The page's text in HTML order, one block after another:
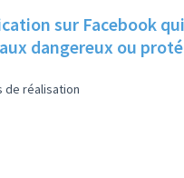
sur Facebook qui
dangereux ou
de réalisation